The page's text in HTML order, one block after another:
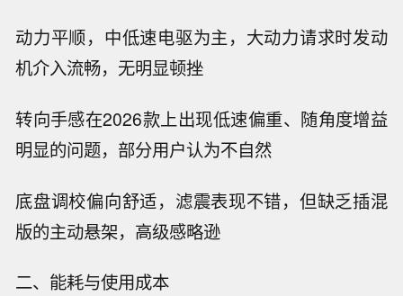
动力平顺，中低速电驱为主，大动力请求时发动
机介入流畅，无明显顿挫
转向手感在2026款上出现低速偏重、随角度增益
明显的问题，部分用户认为不自然
底盘调校偏向舒适，滤震表现不错，但缺乏插混
版的主动悬架，高级感略逊
二、能耗与使用成本